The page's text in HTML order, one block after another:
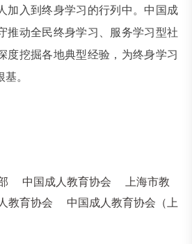
加入到终身学习的行列中。中国成
推动全民终身学习、服务学习型社
度挖掘各地典型经验，为终身学习
。
中国成人教育协会
上海市教
教育协会
中国成人教育协会（上